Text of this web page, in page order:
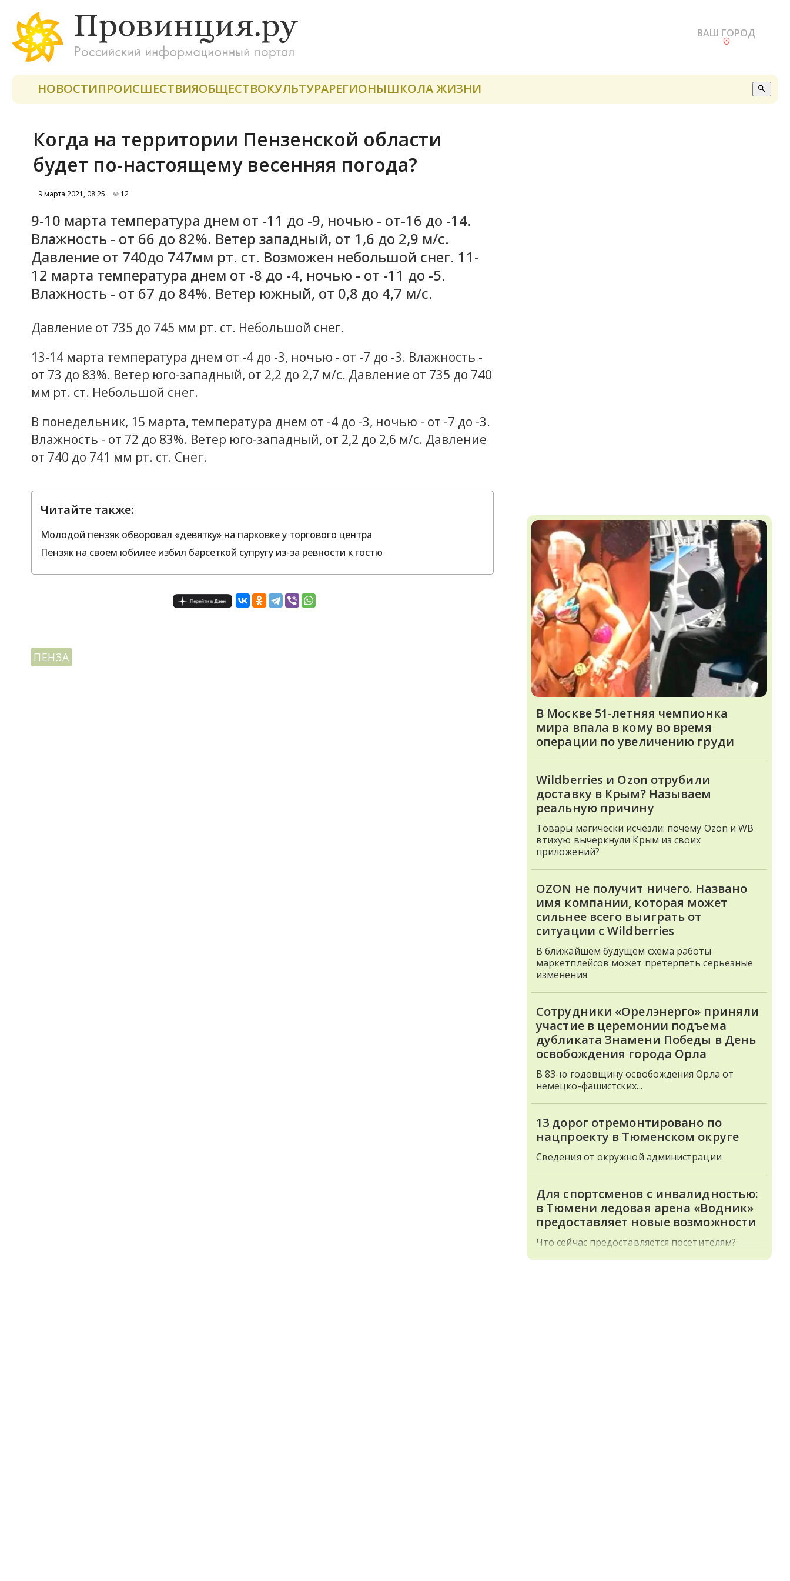
ВАШ ГОРОД
НОВОСТИПРОИСШЕСТВИЯОБЩЕСТВОКУЛЬТУРАРЕГИОНЫШКОЛА ЖИЗНИ
Когда на территории Пензенской области
будет по-настоящему весенняя погода?
9 марта 2021, 08:25 12
9-10 марта температура днем от -11 до -9, ночью - от-16 до -14.
Влажность - от 66 до 82%. Ветер западный, от 1,6 до 2,9 м/с.
Давление от 740до 747мм рт. ст. Возможен небольшой снег. 11-
12 марта температура днем от -8 до -4, ночью - от -11 до -5.
Влажность - от 67 до 84%. Ветер южный, от 0,8 до 4,7 м/с.
Давление от 735 до 745 мм рт. ст. Небольшой снег.
13-14 марта температура днем от -4 до -3, ночью - от -7 до -3. Влажность -
от 73 до 83%. Ветер юго-западный, от 2,2 до 2,7 м/с. Давление от 735 до 740
мм рт. ст. Небольшой снег.
В понедельник, 15 марта, температура днем от -4 до -3, ночью - от -7 до -3.
Влажность - от 72 до 83%. Ветер юго-западный, от 2,2 до 2,6 м/с. Давление
от 740 до 741 мм рт. ст. Снег.
Читайте также:
Молодой пензяк обворовал «девятку» на парковке у торгового центра
Пензяк на своем юбилее избил барсеткой супругу из-за ревности к гостю
ПЕНЗА
В Москве 51-летняя чемпионка
мира впала в кому во время
операции по увеличению груди
Wildberries и Ozon отрубили
доставку в Крым? Называем
реальную причину
Товары магически исчезли: почему Ozon и WB
втихую вычеркнули Крым из своих
приложений?
OZON не получит ничего. Названо
имя компании, которая может
сильнее всего выиграть от
ситуации с Wildberries
В ближайшем будущем схема работы
маркетплейсов может претерпеть серьезные
изменения
Сотрудники «Орелэнерго» приняли
участие в церемонии подъема
дубликата Знамени Победы в День
освобождения города Орла
В 83-ю годовщину освобождения Орла от
немецко-фашистских...
13 дорог отремонтировано по
нацпроекту в Тюменском округе
Сведения от окружной администрации
Для спортсменов с инвалидностью:
в Тюмени ледовая арена «Водник»
предоставляет новые возможности
Что сейчас предоставляется посетителям?